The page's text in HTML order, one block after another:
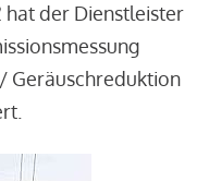
hat der Dienstleister
Geräuschreduktion